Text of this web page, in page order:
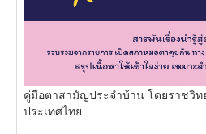
คู่มือตาสามัญประจำบ้าน โดยราชวิท
ประเทศไทย